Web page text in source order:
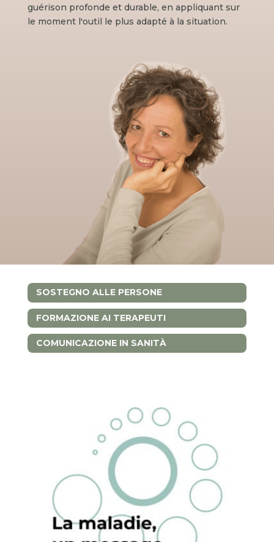
guérison profonde et durable, en appliquant sur
le moment l'outil le plus adapté à la situation.
SOSTEGNO ALLE PERSONE
FORMAZIONE AI TERAPEUTI
COMUNICAZIONE IN SANITÀ